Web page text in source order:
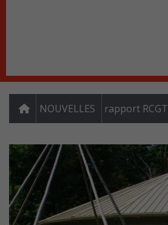
NOUVELLES rapport RCGT